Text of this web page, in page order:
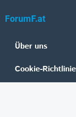
ForumF.at
Über uns
Cookie-Richtlinie